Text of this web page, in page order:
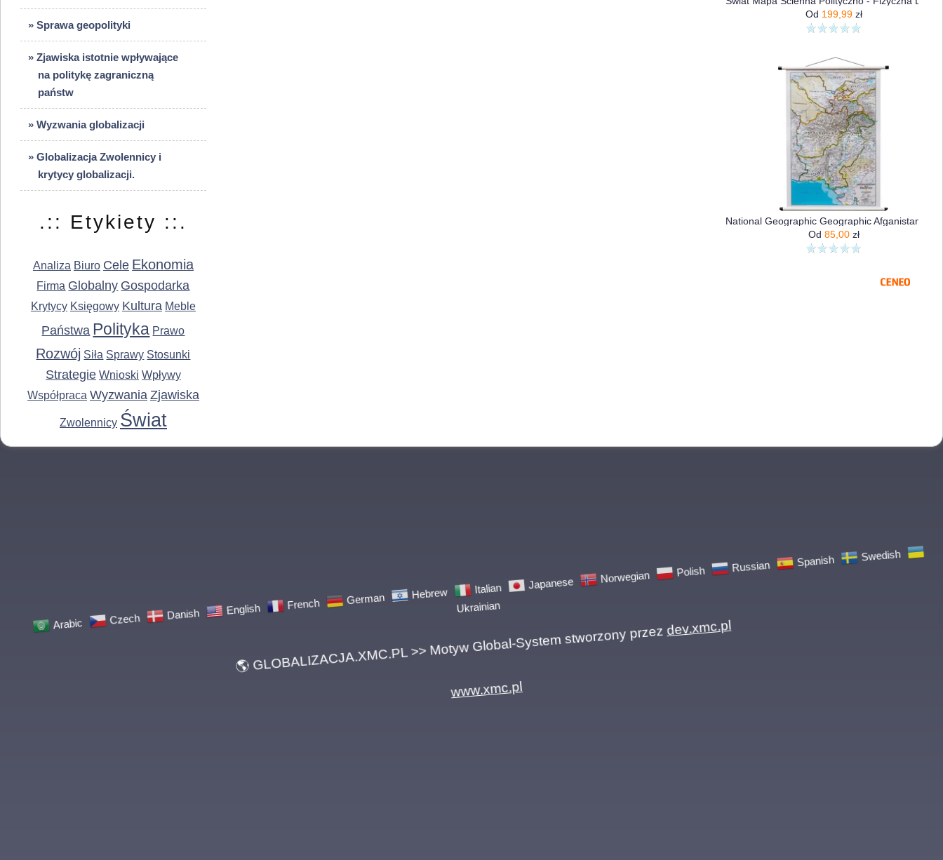
» Sprawa geopolityki
» Zjawiska istotnie wpływające
na politykę zagraniczną
państw
» Wyzwania globalizacji
» Globalizacja Zwolennicy i
krytycy globalizacji.
.:: Etykiety ::.
Analiza Biuro Cele Ekonomia
Firma Globalny Gospodarka
Krytycy Księgowy Kultura Meble
Państwa Polityka Prawo
Rozwój Siła Sprawy Stosunki
Strategie Wnioski Wpływy
Współpraca Wyzwania Zjawiska
Zwolennicy Świat
Od 199,99zł
Od 85,00zł
Italian Japanese
Ukrainian
🌎 GLOBALIZACJA.XMC.PL >> Motyw Global-System stworzony przez
www.xmc.pl